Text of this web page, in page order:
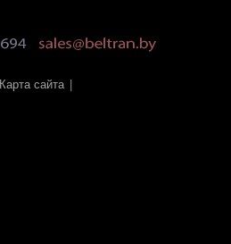
Карта сайта